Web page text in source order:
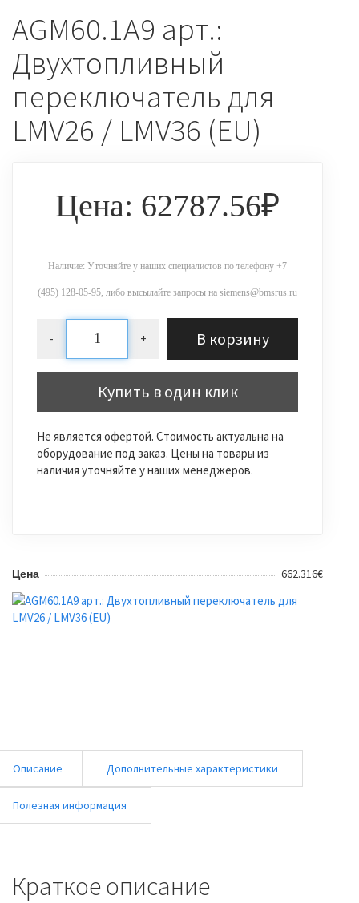
AGM60.1A9 арт.:
Двухтопливный
переключатель для
LMV26 / LMV36 (EU)
Цена: 62787.56₽
Наличие: Уточняйте у наших специалистов по телефону +7
(495) 128-05-95, либо высылайте запросы на siemens@bmsrus.ru
- + В корзину
Купить в один клик
Не является офертой. Стоимость актуальна на
оборудование под заказ. Цены на товары из
наличия уточняйте у наших менеджеров.
Цена 662.316€
Описание Дополнительные характеристики
Полезная информация
Краткое описание